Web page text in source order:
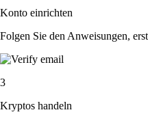
Konto einrichten
Folgen Sie den Anweisungen,
3
Kryptos handeln